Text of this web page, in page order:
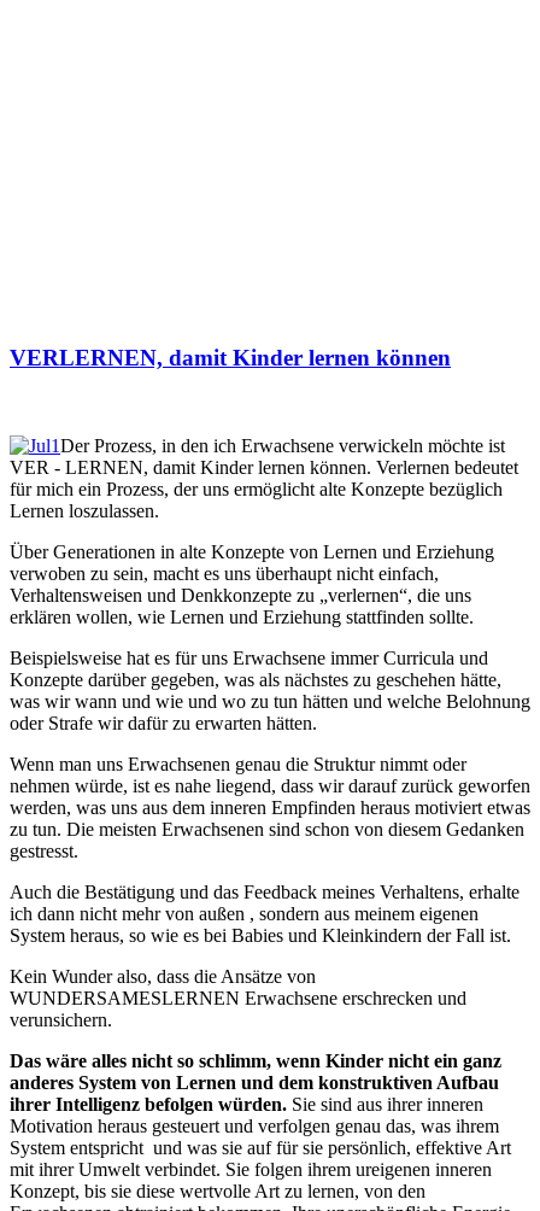
VERLERNEN, damit Kinder lernen können
Der Prozess, in den ich Erwachsene verwickeln möchte ist
VER - LERNEN, damit Kinder lernen können. Verlernen bedeutet
für mich ein Prozess, der uns ermöglicht alte Konzepte bezüglich
Lernen loszulassen.
Über Generationen in alte Konzepte von Lernen und Erziehung
verwoben zu sein, macht es uns überhaupt nicht einfach,
Verhaltensweisen und Denkkonzepte zu „verlernen“, die uns
erklären wollen, wie Lernen und Erziehung stattfinden sollte.
Beispielsweise hat es für uns Erwachsene immer Curricula und
Konzepte darüber gegeben, was als nächstes zu geschehen hätte,
was wir wann und wie und wo zu tun hätten und welche Belohnung
oder Strafe wir dafür zu erwarten hätten.
Wenn man uns Erwachsenen genau die Struktur nimmt oder
nehmen würde, ist es nahe liegend, dass wir darauf zurück geworfen
werden, was uns aus dem inneren Empfinden heraus motiviert etwas
zu tun. Die meisten Erwachsenen sind schon von diesem Gedanken
gestresst.
Auch die Bestätigung und das Feedback meines Verhaltens, erhalte
ich dann nicht mehr von außen , sondern aus meinem eigenen
System heraus, so wie es bei Babies und Kleinkindern der Fall ist.
Kein Wunder also, dass die Ansätze von
WUNDERSAMESLERNEN Erwachsene erschrecken und
verunsichern.
Das wäre alles nicht so schlimm, wenn Kinder nicht ein ganz
anderes System von Lernen und dem konstruktiven Aufbau
ihrer Intelligenz befolgen würden. Sie sind aus ihrer inneren
Motivation heraus gesteuert und verfolgen genau das, was ihrem
System entspricht und was sie auf für sie persönlich, effektive Art
mit ihrer Umwelt verbindet. Sie folgen ihrem ureigenen inneren
Konzept, bis sie diese wertvolle Art zu lernen, von den